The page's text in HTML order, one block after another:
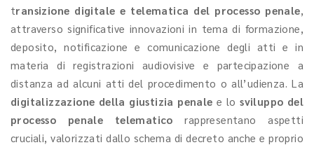
transizione digitale e telematica del processo penale,
attraverso significative innovazioni in tema di formazione,
deposito, notificazione e comunicazione degli atti e in
materia di registrazioni audiovisive e partecipazione a
distanza ad alcuni atti del procedimento o all’udienza. La
digitalizzazione della giustizia penale e losviluppo del
processo penale telematico rappresentano aspetti
cruciali, valorizzati dallo schema di decreto anche e proprio